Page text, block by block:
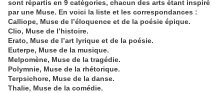
sont répartis en 9 catégories, chacun des arts étant inspiré
par une Muse. En voici la liste et les correspondances :
Calliope, Muse de l’éloquence et de la poésie épique.
Clio, Muse de l’histoire.
Erato, Muse de l’art lyrique et de la poésie.
Euterpe, Muse de la musique.
Melpomène, Muse de la tragédie.
Polymnie, Muse de la rhétorique.
Terpsichore, Muse de la danse.
Thalie, Muse de la comédie.